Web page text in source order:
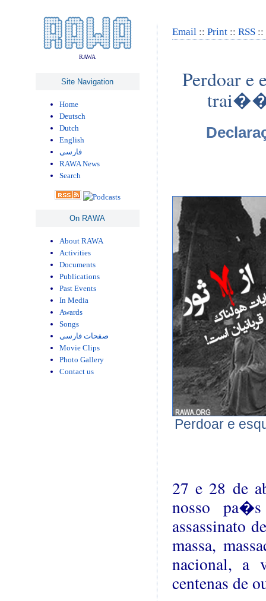
RAWA
Site Navigation
Home
Deutsch
Dutch
English
فارسی
RAWA News
Search
On RAWA
About RAWA
Activities
Documents
Publications
Past Events
In Media
Awards
Songs
صفحات فارسی
Movie Clips
Photo Gallery
Contact us
Email:: Print:: RSS::
Perdoar e
Perdoar e
27 e 28 de
nosso
assassinato
massa,
nacional, a
centenas de